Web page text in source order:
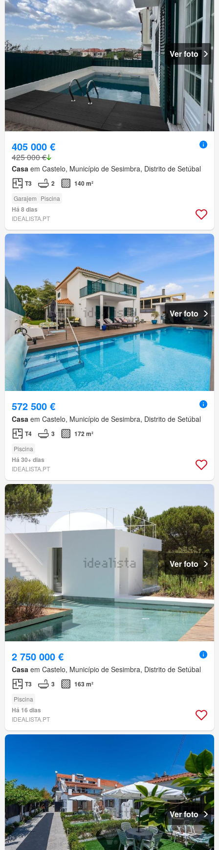
Ver foto
405 000 €
425 000 €
Casa em Castelo, Município de Sesimbra, Distrito de Setúbal
T3 2 140 m²
Garajem Piscina
Há 8 dias
IDEALISTA.PT
Ver foto
572 500 €
Casa em Castelo, Município de Sesimbra, Distrito de Setúbal
T4 3 172 m²
Piscina
Há 30+ dias
IDEALISTA.PT
Ver foto
2 750 000 €
Casa em Castelo, Município de Sesimbra, Distrito de Setúbal
T3 3 163 m²
Piscina
Há 16 dias
IDEALISTA.PT
Ver foto